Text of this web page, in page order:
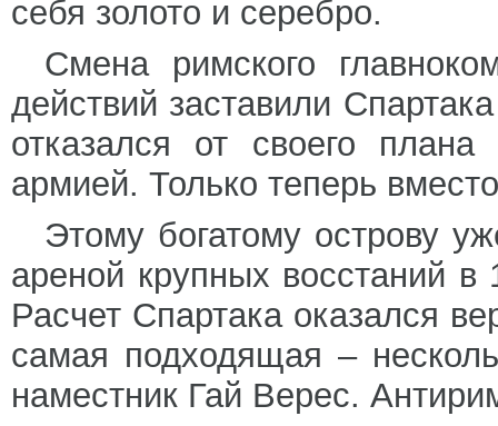
себя золото и серебро.
Смена римского
действий заставили
отказался от своего
армией. Только теперь
Этому богатому острову
ареной крупных восстаний
Расчет Спартака оказался
самая подходящая –
наместник Гай Верес.